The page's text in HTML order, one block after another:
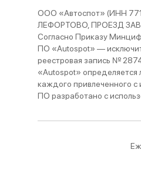
ООО «Автоспот» (ИНН
ЛЕФОРТОВО, ПРОЕЗД
Согласно Приказу
ПО «Autospot» —
реестровая запись №
«Autospot» определяется
каждого привлеченного
ПО разработано с